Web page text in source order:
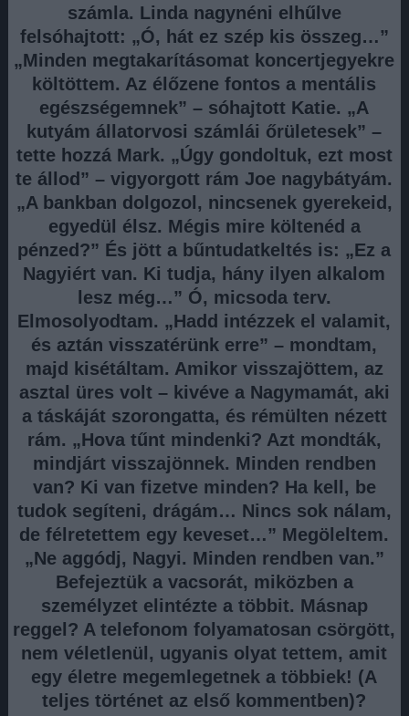
számla. Linda nagynéni elhűlve
felsóhajtott: „Ó, hát ez szép kis összeg…”
„Minden megtakarításomat koncertjegyekre
költöttem. Az élőzene fontos a mentális
egészségemnek” – sóhajtott Katie. „A
kutyám állatorvosi számlái őrületesek” –
tette hozzá Mark. „Úgy gondoltuk, ezt most
te állod” – vigyorgott rám Joe nagybátyám.
„A bankban dolgozol, nincsenek gyerekeid,
egyedül élsz. Mégis mire költenéd a
pénzed?” És jött a bűntudatkeltés is: „Ez a
Nagyiért van. Ki tudja, hány ilyen alkalom
lesz még…” Ó, micsoda terv.
Elmosolyodtam. „Hadd intézzek el valamit,
és aztán visszatérünk erre” – mondtam,
majd kisétáltam. Amikor visszajöttem, az
asztal üres volt – kivéve a Nagymamát, aki
a táskáját szorongatta, és rémülten nézett
rám. „Hova tűnt mindenki? Azt mondták,
mindjárt visszajönnek. Minden rendben
van? Ki van fizetve minden? Ha kell, be
tudok segíteni, drágám… Nincs sok nálam,
de félretettem egy keveset…” Megöleltem.
„Ne aggódj, Nagyi. Minden rendben van.”
Befejeztük a vacsorát, miközben a
személyzet elintézte a többit. Másnap
reggel? A telefonom folyamatosan csörgött,
nem véletlenül, ugyanis olyat tettem, amit
egy életre megemlegetnek a többiek! (A
teljes történet az első kommentben)?